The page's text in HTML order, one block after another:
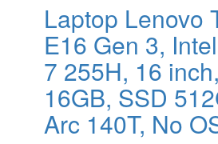
Laptop Lenovo
E16 Gen 3,
7 255H, 16
16GB, SSD
Arc 140T, No